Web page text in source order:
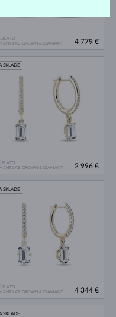
ZLATO
LAB GROWN & DIAMANT
4 779 €
ZLATO
LAB GROWN & DIAMANT
SKLADE
2 996 €
ZLATO
LAB GROWN & DIAMANT
SKLADE
4 344 €
SKLADE